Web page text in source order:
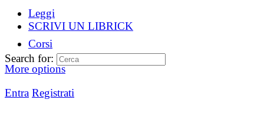
Leggi
SCRIVI UN LIBRICK
Corsi
More options
Entra Registrati
Search for: